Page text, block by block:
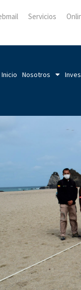
Servicios
Inicio Nosotros